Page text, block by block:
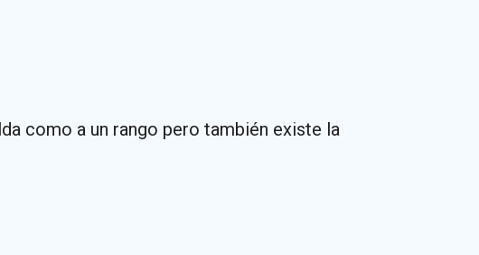
como a un rango pero también existe la